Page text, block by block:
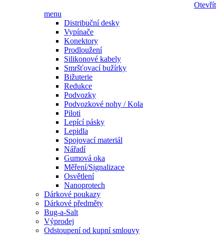
Otevřít
menu
Distribuční desky
Vypínače
Konektory
Prodloužení
Silikonové kabely
Smršťovací bužírky
Bižuterie
Redukce
Podvozky
Podvozkové nohy / Kola
Piloti
Lepící pásky
Lepidla
Spojovací materiál
Nářadí
Gumová oka
Měření/Signalizace
Osvětlení
Nanoprotech
Dárkové poukazy
Dárkové předměty
Bug-a-Salt
Výprodej
Odstoupení od kupní smlouvy